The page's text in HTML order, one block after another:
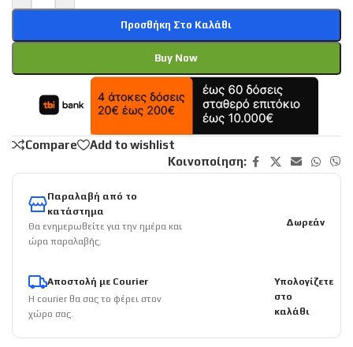
Προσθήκη Στο Καλάθι
Buy Now
Compare
Add to wishlist
Κοινοποίηση:
Παραλαβή από το
κατάστημα
Θα ενημερωθείτε για την ημέρα και
ώρα παραλαβής.
Δωρεάν
Αποστολή με Courier
Η courier θα σας το φέρει στον
χώρο σας.
Υπολογίζετε
στο
καλάθι